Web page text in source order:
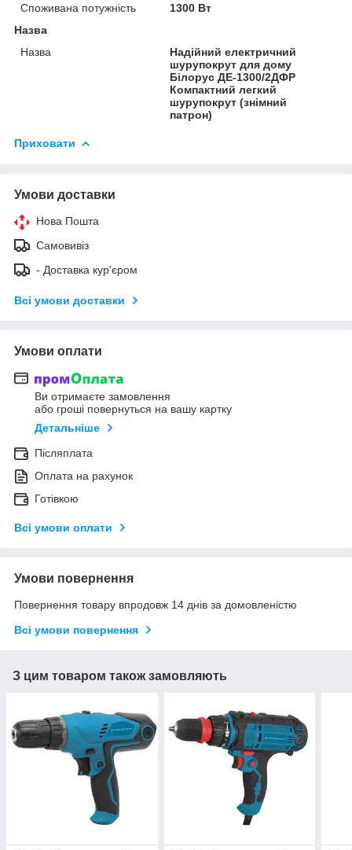
Споживана потужність
1300 Вт
Назва
Назва
Надійний електричний
шурупокрут для дому
Білорус ДЕ-1300/2ДФР
Компактний легкий
шурупокрут (знімний
патрон)
Приховати
Умови доставки
Нова Пошта
Самовивіз
- Доставка кур'єром
Всі умови доставки
Умови оплати
Ви отримаєте замовлення
або гроші повернуться на вашу картку
Детальніше
Післяплата
Оплата на рахунок
Готівкою
Всі умови оплати
Умови повернення
Повернення товару впродовж 14 днів за домовленістю
Всі умови повернення
З цим товаром також замовляють